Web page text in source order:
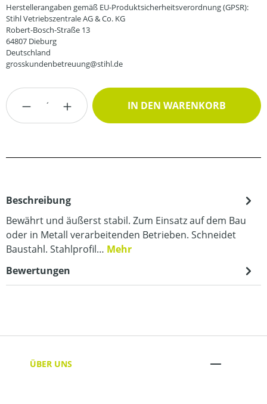
Herstellerangaben gemäß EU-Produktsicherheitsverordnung (GPSR):
Stihl Vetriebszentrale AG & Co. KG
Robert-Bosch-Straße 13
64807 Dieburg
Deutschland
grosskundenbetreuung@stihl.de
Produkt Anzahl: Gib den gewünschten
IN DEN WARENKORB
Beschreibung
Bewährt und äußerst stabil. Zum Einsatz auf dem Bau
oder in Metall verarbeitenden Betrieben. Schneidet
Baustahl. Stahlprofil… Mehr
Bewertungen
ÜBER UNS